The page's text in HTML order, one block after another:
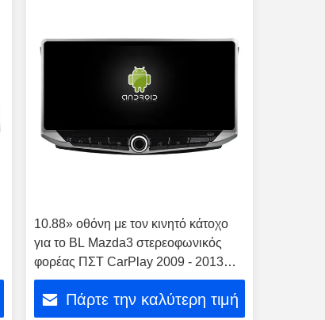
10.88» οθόνη με τον κινητό κάτοχο
για το BL Mazda3 στερεοφωνικός
φορέας ΠΣΤ CarPlay 2009 - 2013
πολυμέσων
Πάρτε την καλύτερη τιμή